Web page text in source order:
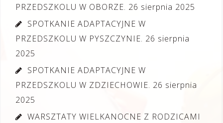
PRZEDSZKOLU W OBORZE. 26 sierpnia 2025
SPOTKANIE ADAPTACYJNE W
PRZEDSZKOLU W PYSZCZYNIE. 26 sierpnia
2025
SPOTKANIE ADAPTACYJNE W
PRZEDSZKOLU W ZDZIECHOWIE. 26 sierpnia
2025
WARSZTATY WIELKANOCNE Z RODZICAMI